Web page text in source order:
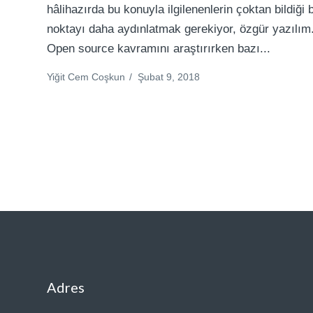
hâlihazırda bu konuyla ilgilenenlerin çoktan bildiği
noktayı daha aydınlatmak gerekiyor, özgür
Open source kavramını araştırırken bazı...
Yiğit Cem Coşkun / Şubat 9, 2018
Adres